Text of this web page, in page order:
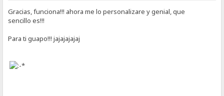
Gracias, funciona!!! ahora me lo personalizare y genial, que
sencillo es!!!
Para ti guapo!!! jajajajajaj